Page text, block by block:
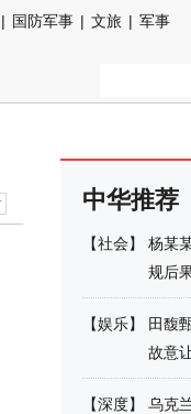
| 国防军事 | 文旅 | 军事
中华推荐
【社会】
杨某
规后
【娱乐】
田馥
故意
【深度】 乌克